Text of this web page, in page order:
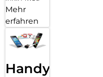
Mehr
erfahren
Handy